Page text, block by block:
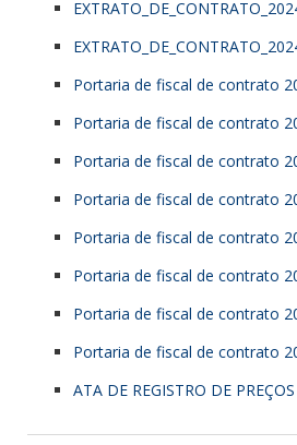
Portaria de fiscal de contrato
Portaria de fiscal de contrato
Portaria de fiscal de contrato
Portaria de fiscal de contrato
Portaria de fiscal de contrato
Portaria de fiscal de contrato
Portaria de fiscal de contrato
Portaria de fiscal de contrato
ATA DE REGISTRO DE